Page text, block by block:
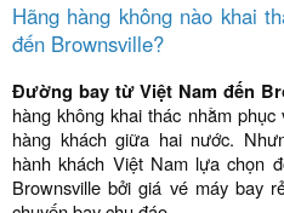
Hãng hàng không nào khai
đến Brownsville?
Đường bay từ Việt Nam đến
hàng không khai thác nhằm
hàng khách giữa hai nước.
hành khách Việt Nam lựa chọn
Brownsville bởi giá vé máy bay